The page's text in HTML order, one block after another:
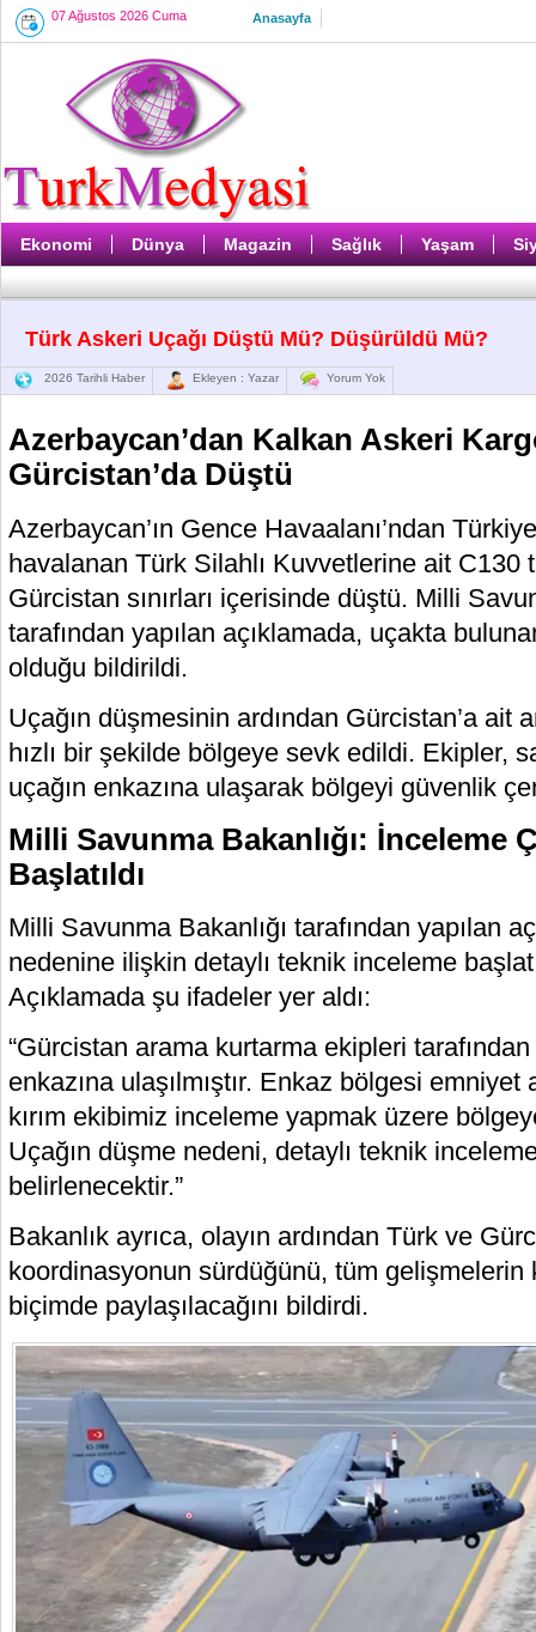
07 Ağustos 2026 Cuma Anasayfa
Ekonomi Dünya Magazin Sağlık Yaşam
Türk Askeri Uçağı Düştü Mü? Düşürüldü Mü?
2026 Tarihli Haber Ekleyen : Yazar Yorum Yok
Azerbaycan’dan Kalkan Askeri
Gürcistan’da Düştü
Azerbaycan’ın Gence Havaalanı’ndan
havalanan Türk Silahlı Kuvvetlerine ait C130
Gürcistan sınırları içerisinde düştü. Milli
tarafından yapılan açıklamada, uçakta
olduğu bildirildi.
Uçağın düşmesinin ardından Gürcistan’a ait
hızlı bir şekilde bölgeye sevk edildi. Ekipler,
uçağın enkazına ulaşarak bölgeyi güvenlik
Milli Savunma Bakanlığı: İnceleme
Başlatıldı
Milli Savunma Bakanlığı tarafından yapılan
nedenine ilişkin detaylı teknik inceleme
Açıklamada şu ifadeler yer aldı:
“Gürcistan arama kurtarma ekipleri tarafından
enkazına ulaşılmıştır. Enkaz bölgesi emniyet
kırım ekibimiz inceleme yapmak üzere
Uçağın düşme nedeni, detaylı teknik
belirlenecektir.”
Bakanlık ayrıca, olayın ardından Türk ve
koordinasyonun sürdüğünü, tüm gelişmelerin
biçimde paylaşılacağını bildirdi.